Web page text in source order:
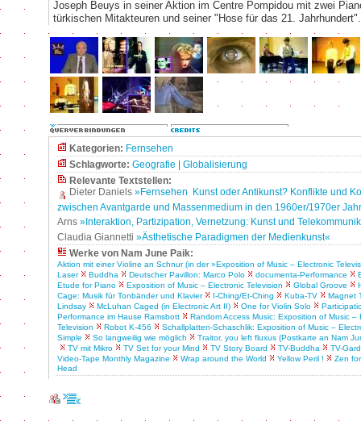
Joseph Beuys in seiner Aktion im Centre Pompidou mit zwei
türkischen Mitakteuren und seiner "Hose für das 21. Jahrhundert".
Kategorien: Fernsehen
Schlagworte: Geografie
Globalisierung
Relevante Textstellen:
Dieter Daniels »Fernsehen ­ Kunst oder Antikunst? Konflikte und
zwischen Avantgarde und Massenmedium in den 1960er/1970er
Arns »Interaktion, Partizipation, Vernetzung: Kunst und
Claudia Giannetti »Ästhetische Paradigmen der Medienkunst«
Werke von Nam June Paik:
Aktion mit einer Violine an Schnur (in der »Exposition of Music – Electronic
Laser
Buddha Deutscher Pavillon: Marco Polo documenta-Performance
Etude for Piano
Exposition of Music – Electronic Television Global Groove
Cage: Musik für Tonbänder und Klavier
I-Ching/Et-Ching Kuba-TV
Magnet
Lindsay
McLuhan Caged (in Electronic Art II) One for Violin Solo
Performance im Hause Ramsbott
Random Access Music: Exposition of Music –
Television
Robot K-456
Schallplatten-Schaschlik: Exposition of Music –
Simple
So langweilig wie möglich
Traitor, you left fluxus (Postkarte an Nam
TV mit Mikro
TV Set for your Mind TV Story Board TV-Buddha
TV-
Video-Tape Monthly Magazine
Wrap around the World Yellow Peril !
Zen
Head